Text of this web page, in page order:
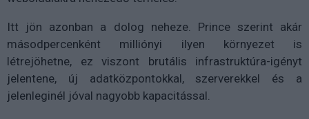
Itt jön azonban a dolog neheze. Prince szerint akár
másodpercenként milliónyi ilyen környezet is
létrejöhetne, ez viszont brutális infrastruktúra-igényt
jelentene, új adatközpontokkal, szerverekkel és a
jelenleginél jóval nagyobb kapacitással.